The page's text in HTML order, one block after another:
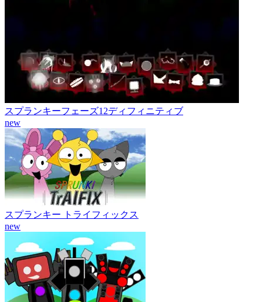
スプランキーフェーズ12ディフィニティブ
new
スプランキー トライフィックス
new